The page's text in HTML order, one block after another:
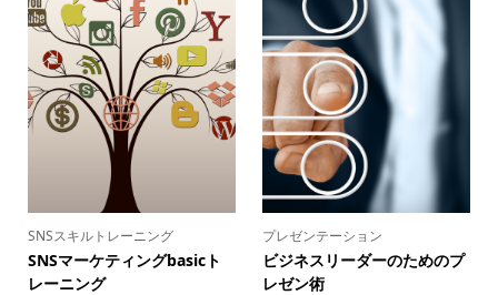
SNSスキルトレーニング
SNSマーケティングbasicト
レーニング
プレゼンテーション
ビジネスリーダーのためのプ
レゼン術